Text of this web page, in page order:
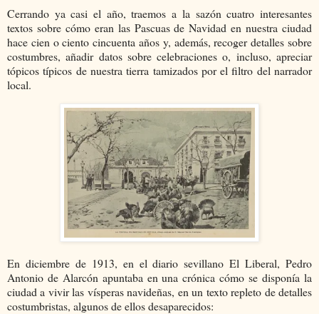
Cerrando ya casi el año, traemos a la sazón cuatro interesantes
textos sobre cómo eran las Pascuas de Navidad en nuestra ciudad
hace cien o ciento cincuenta años y, además, recoger detalles sobre
costumbres, añadir datos sobre celebraciones o, incluso, apreciar
tópicos típicos de nuestra tierra tamizados por el filtro del narrador
local.
En diciembre de 1913, en el diario sevillano El Liberal, Pedro
Antonio de Alarcón apuntaba en una crónica cómo se disponía la
ciudad a vivir las vísperas navideñas, en un texto repleto de detalles
costumbristas, algunos de ellos desaparecidos: